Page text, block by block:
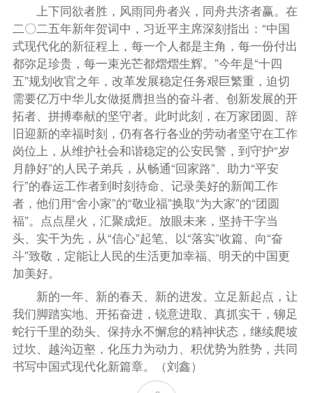
上下同欲者胜，风雨同舟者兴，同舟共济者赢。在
二〇二五年新年贺词中，习近平主席深刻指出：“中国
式现代化的新征程上，每一个人都是主角，每一份付出
都弥足珍贵，每一束光芒都熠熠生辉。”今年是“十四
五”规划收官之年，改革发展稳定任务艰巨繁重，迫切
需要亿万中华儿女做挺膺担当的奋斗者、创新发展的开
拓者、拼搏奉献的坚守者。此时此刻，在万家团圆、辞
旧迎新的幸福时刻，仍有各行各业的劳动者坚守在工作
岗位上，从维护社会和谐稳定的公安民警，到守护“岁
月静好”的人民子弟兵，从畅通“回家路”、助力“平安
行”的春运工作者到时刻待命、记录美好的新闻工作
者，他们用“舍小家”的“敬业福”换取“为大家”的“团圆
福”。点点星火，汇聚成炬。放眼未来，坚持干字当
头、实干为先，从“信心”起笔、以“落实”收篇、向“奋
斗”致敬，定能让人民的生活更加幸福、明天的中国更
加美好。
新的一年、新的春天、新的进发。立足新起点，让
我们脚踏实地、开拓奋进，锐意进取、真抓实干，铆足
蛇行千里的劲头、保持永不懈怠的精神状态，继续爬坡
过坎、越沟迈壑，化压力为动力、积优势为胜势，共同
书写中国式现代化新篇章。（刘鑫）